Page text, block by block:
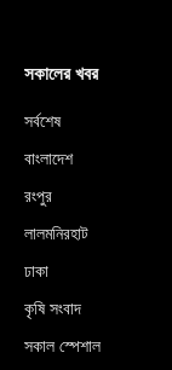
সকালের খবর
সর্বশেষ
বাংলাদেশ
রংপুর
লালমনিরহাট
ঢাকা
কৃষি সংবাদ
সকাল স্পেশাল